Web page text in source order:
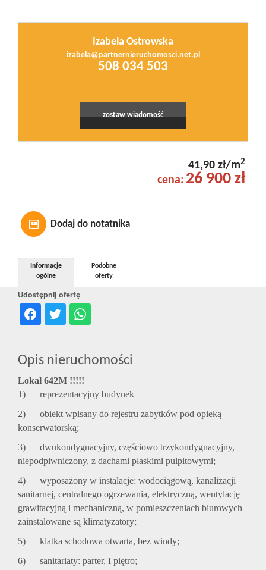
Izabela Ostrowska
izabela@partnernieruchomosci.net.pl
508 034 503
zostaw wiadomość
41,90 zł/m2
cena: 26 900 zł
Dodaj do notatnika
Udostępnij ofertę
Informacje
ogólne
Podobne
oferty
Opis nieruchomości
Lokal 642M !!!!!
1) reprezentacyjny budynek
2) obiekt wpisany do rejestru zabytków pod opieką
konserwatorską;
3) dwukondygnacyjny, częściowo trzykondygnacyjny,
niepodpiwniczony, z dachami płaskimi pulpitowymi;
4) wyposażony w instalacje: wodociągową, kanalizacji
sanitarnej, centralnego ogrzewania, elektryczną, wentylację
grawitacyjną i mechaniczną, w pomieszczeniach biurowych
zainstalowane są klimatyzatory;
5) klatka schodowa otwarta, bez windy;
6) sanitariaty: parter, I piętro;